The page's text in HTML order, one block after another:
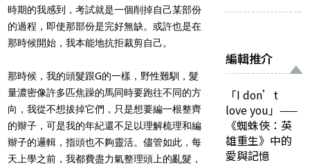
時期的我感到，考試就是一個削掉自己某部份
的過程，即使那部份是完好無缺。或許也是在
那時候開始，我本能地抗拒裁剪自己。
那時候，我的頭髮跟G的一樣，野性難馴，髮
量濃密像許多匹焦躁的馬同時要跑往不同的方
向，我從不想拔掉它們，只是想要編一根整齊
的辮子，可是我的年紀還不足以理解梳理和編
辮子的邏輯，指頭也不夠靈活。儘管如此，每
天上學之前，我都費盡力氣整理頭上的亂髮，
編輯推介
「I don’t
love you」——
《蜘蛛俠：英
雄重生》中的
愛與記憶